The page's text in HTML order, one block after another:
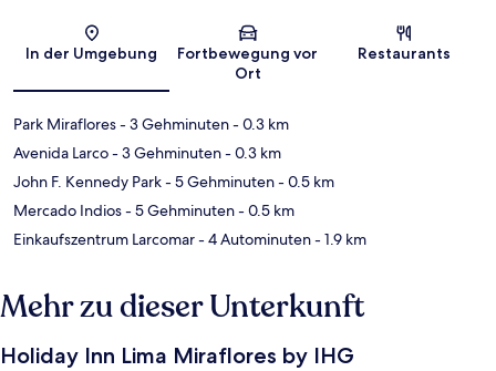
Karte
In der Umgebung
Fortbewegung vor
Ort
Restaurants
Park Miraflores- 3 Gehminuten- 0.3 km
Avenida Larco- 3 Gehminuten- 0.3 km
John F. Kennedy Park- 5 Gehminuten- 0.5 km
Mercado Indios- 5 Gehminuten- 0.5 km
Einkaufszentrum Larcomar- 4 Autominuten- 1.9 km
Mehr zu dieser Unterkunft
Holiday Inn Lima Miraflores by IHG